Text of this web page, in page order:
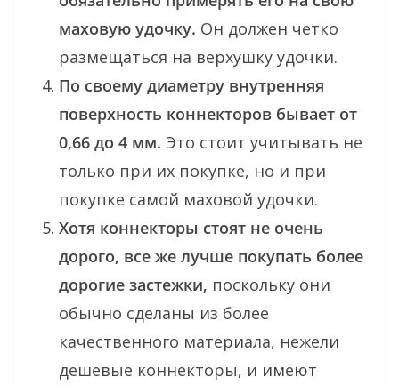
маховую удочку. Он должен четко
размещаться на верхушку удочки.
По своему диаметру внутренняя
поверхность коннекторов бывает от
0,66 до 4 мм. Это стоит учитывать не
только при их покупке, но и при
покупке самой маховой удочки.
Хотя коннекторы стоят не очень
дорого, все же лучше покупать более
дорогие застежки, поскольку они
обычно сделаны из более
качественного материала, нежели
дешевые коннекторы, и имеют